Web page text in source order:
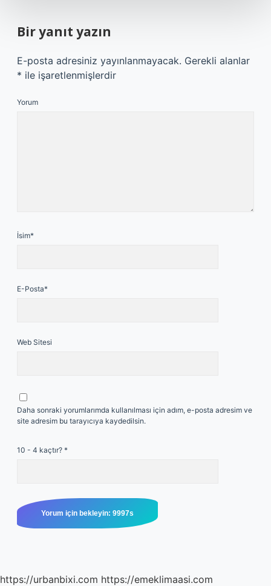
Bir yanıt yazın
E-posta adresiniz yayınlanmayacak. Gerekli alanlar
* ile işaretlenmişlerdir
Yorum
İsim*
E-Posta*
Web Sitesi
Daha sonraki yorumlarımda kullanılması için adım, e-posta adresim ve
site adresim bu tarayıcıya kaydedilsin.
10 - 4 kaçtır? *
https://urbanbixi.com https://emeklimaasi.com